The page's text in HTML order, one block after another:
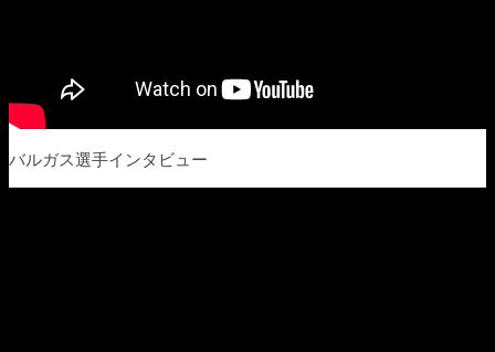
バルガス選手インタビュー